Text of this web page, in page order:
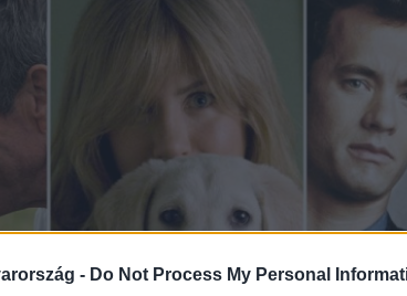
- Do Not Process My Personal